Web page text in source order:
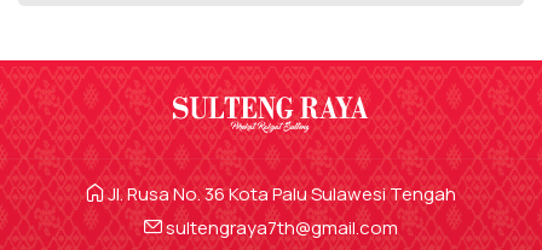
Jl. Rusa No. 36 Kota Palu Sulawesi Tengah
sultengraya7th@gmail.com